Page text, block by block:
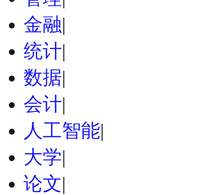
金融|
统计|
数据|
会计|
人工智能|
大学|
论文|